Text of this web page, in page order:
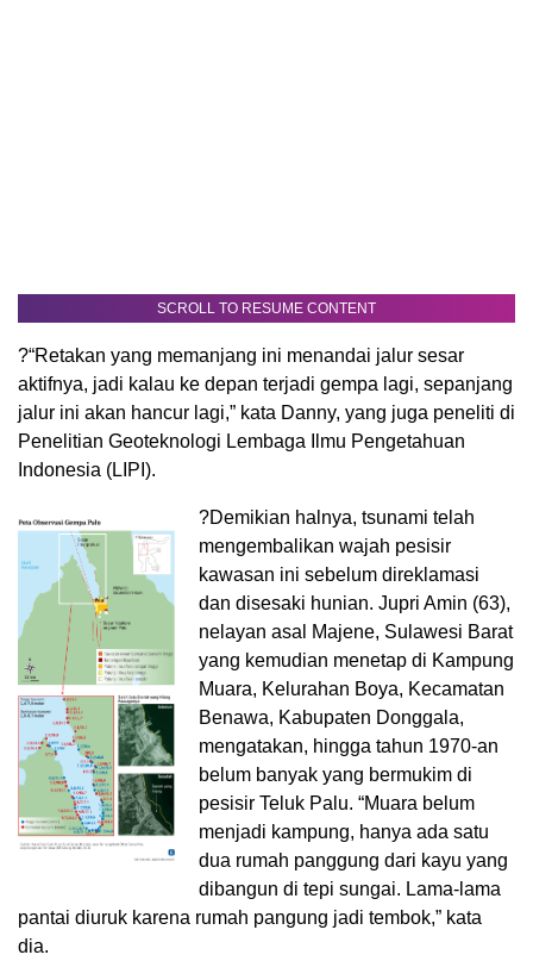
SCROLL TO RESUME CONTENT
?“Retakan yang memanjang ini menandai jalur sesar
aktifnya, jadi kalau ke depan terjadi gempa lagi, sepanjang
jalur ini akan hancur lagi,” kata Danny, yang juga peneliti di
Penelitian Geoteknologi Lembaga Ilmu Pengetahuan
Indonesia (LIPI).
?Demikian halnya, tsunami telah
mengembalikan wajah pesisir
kawasan ini sebelum direklamasi
dan disesaki hunian. Jupri Amin (63),
nelayan asal Majene, Sulawesi Barat
yang kemudian menetap di Kampung
Muara, Kelurahan Boya, Kecamatan
Benawa, Kabupaten Donggala,
mengatakan, hingga tahun 1970-an
belum banyak yang bermukim di
pesisir Teluk Palu. “Muara belum
menjadi kampung, hanya ada satu
dua rumah panggung dari kayu yang
dibangun di tepi sungai. Lama-lama
pantai diuruk karena rumah pangung jadi tembok,” kata
dia.